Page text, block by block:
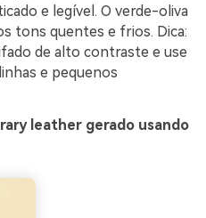
e legível. O verde-oliva
tons quentes e frios. Dica:
de alto contraste e use
e pequenos
leather gerado usando